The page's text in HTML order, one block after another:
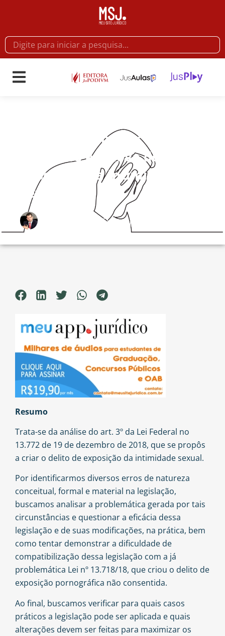
Análise preliminar da Lei n.
13.772/18 e o novo delito de
Exposição da Intimidade
Sexual
Spencer Toth Sydow
Resumo
Trata-se da análise do art. 3º da Lei Federal no
13.772 de 19 de dezembro de 2018, que se propôs
a criar o delito de exposição da intimidade sexual.
Por identificarmos diversos erros de natureza
conceitual, formal e material na legislação,
buscamos analisar a problemática gerada por tais
circunstâncias e questionar a eficácia dessa
legislação e de suas modificações, na prática, bem
como tentar demonstrar a dificuldade de
compatibilização dessa legislação com a já
problemática Lei nº 13.718/18, que criou o delito de
exposição pornográfica não consentida.
Ao final, buscamos verificar para quais casos
práticos a legislação pode ser aplicada e quais
alterações devem ser feitas para maximizar os